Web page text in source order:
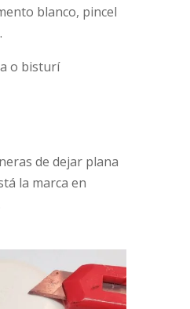
blanco, pincel
o bisturí
de dejar plana
la marca en